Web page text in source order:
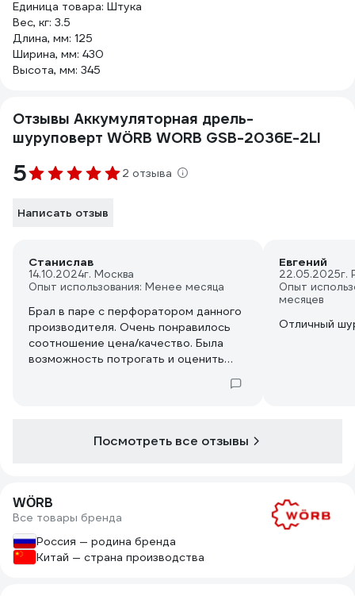
Единица товара: Штука
Вес, кг: 3.5
Длина, мм: 125
Ширина, мм: 430
Высота, мм: 345
Отзывы Аккумуляторная дрель-
шуруповерт WÖRB WORB GSB-2036E-2LI
5 2 отзыва
Написать отзыв
Станислав
14.10.2024г. Москва
Опыт использования: Менее месяца
Брал в паре с перфоратором данного
производителя. Очень понравилось
соотношение цена/качество. Была
возможность потрогать и оценить
опыт работы на сборке мебели ок 5
Евгений
22.05.2025г.
Опыт
месяцев
Отличный
Посмотреть все отзывы
WÖRB
Все товары бренда
Россия — родина бренда
Китай — страна производства